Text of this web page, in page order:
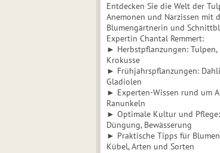
Entdecken Sie die Welt der
Anemonen und Narzissen mit
Blumengärtnerin und
Expertin Chantal Remmert:
► Herbstpflanzungen: Tulpen,
Krokusse
► Frühjahrspflanzungen:
Gladiolen
► Experten-Wissen rund um
Ranunkeln
► Optimale Kultur und
Düngung, Bewässerung
► Praktische Tipps für
Kübel, Arten und Sorten